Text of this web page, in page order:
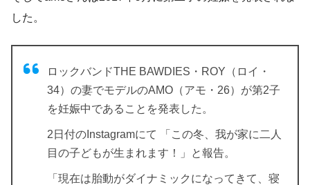
した。
ロックバンドTHE BAWDIES・ROY（ロイ・
34）の妻でモデルのAMO（アモ・26）が第2子
を妊娠中であることを発表した。
2日付のInstagramにて
「この冬、我が家に二人
目の子どもが生まれます！」
と報告。
「現在は胎動がダイナミックになってきて、寝